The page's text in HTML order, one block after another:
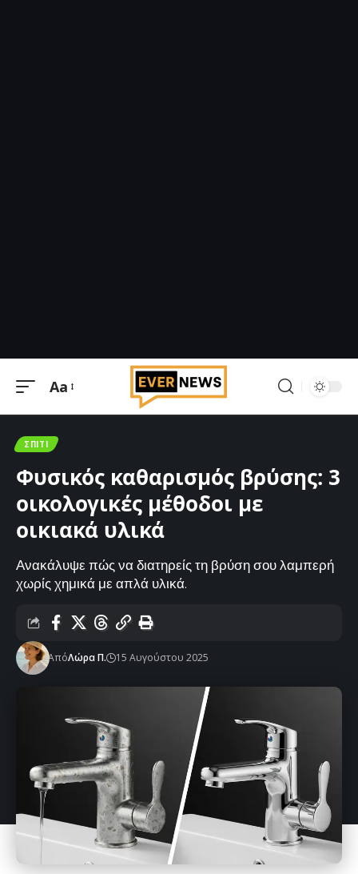
Μεγέθυνση
Aa
ΣΠΊΤΙ
Φυσικός καθαρισμός βρύσης: 3
οικολογικές μέθοδοι με
οικιακά υλικά
Ανακάλυψε πώς να διατηρείς τη βρύση σου λαμπερή
χωρίς χημικά με απλά υλικά.
ΑπόΛώρα Π. 15 Αυγούστου 2025